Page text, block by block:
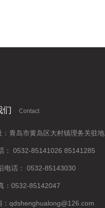
们 Contact
：青岛市黄岛区大村镇理务关驻地
： 0532-85141026 85141285
电话： 0532-85143030
：0532-85142047
qdshenghualong@126.com